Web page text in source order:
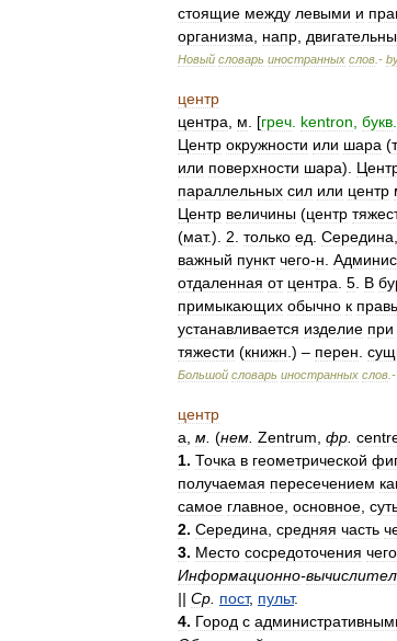
стоящие между левыми и
организма
напр
Новый словарь иностранных слов .-
центр
центра
м . [греч kentron букв
Центр окружности или шара (
или поверхности шара).
параллельных сил или центр
Центр величины (центр
(мат.). 2 только ед Середина
важный пункт чего-н
отдаленная от центра 5 В
примыкающих обычно к
устанавливается изделие при
тяжести (книжн .) – перен
Большой словарь иностранных слов .-
центр
а м (нем Zentrum фр
1. Точка в геометрической
получаемая пересечением
самое главное основное
2. Середина средняя часть
3. Место сосредоточения чего
Информационно-
|| Ср пост, пульт.
4. Город с